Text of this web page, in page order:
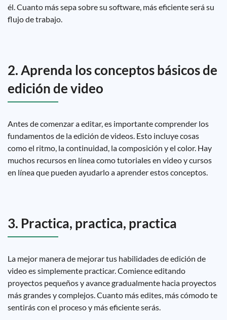
él. Cuanto más sepa sobre su software, más eficiente será su
flujo de trabajo.
2. Aprenda los conceptos básicos de
edición de video
Antes de comenzar a editar, es importante comprender los
fundamentos de la edición de videos. Esto incluye cosas
como el ritmo, la continuidad, la composición y el color. Hay
muchos recursos en línea como tutoriales en video y cursos
en línea que pueden ayudarlo a aprender estos conceptos.
3. Practica, practica, practica
La mejor manera de mejorar tus habilidades de edición de
video es simplemente practicar. Comience editando
proyectos pequeños y avance gradualmente hacia proyectos
más grandes y complejos. Cuanto más edites, más cómodo te
sentirás con el proceso y más eficiente serás.